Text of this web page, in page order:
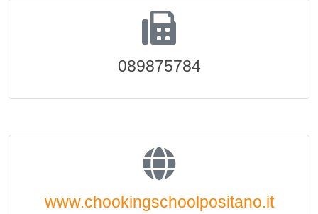
089875784
www.chookingschoolpositano.it